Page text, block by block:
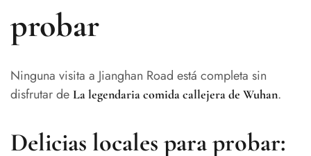
probar
Ninguna visita a Jianghan Road está completa sin
disfrutar de La legendaria comida callejera de Wuhan.
Delicias locales para probar: